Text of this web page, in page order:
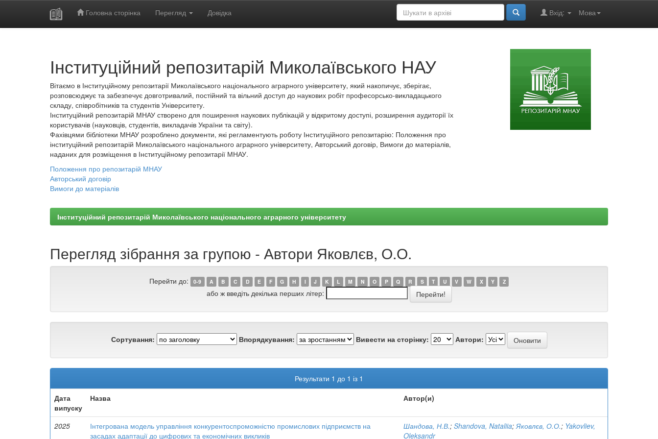
Головна сторінка Перегляд Довідка Мова
Вхід:
Інституційний репозитарій Миколаївського НАУ
Вітаємо в Інституційному репозитарії Миколаївського національного аграрного університету, який накопичує, зберігає,
розповсюджує та забезпечує довготривалий, постійний та вільний доступ до наукових робіт професорсько-викладацького
складу, співробітників та студентів Університету.
Інституційний репозитарій МНАУ створено для поширення наукових публікацій у відкритому доступі, розширення аудиторії їх
користувачів (науковців, студентів, викладачів України та світу).
Фахівцями бібліотеки МНАУ розроблено документи, які регламентують роботу Інституційного репозитарію: Положення про
інституційний репозитарій Миколаївського національного аграрного університету, Авторський договір, Вимоги до матеріалів,
наданих для розміщення в Інституційному репозитарії МНАУ.
Положення про репозитарій МНАУ
Авторський договір
Вимоги до матеріалів
Інституційний репозитарій Миколаївського національного аграрного університету
Перегляд зібрання за групою - Автори Яковлєв, О.О.
Перейти до: 0-9 A B C D E F G H I J K L M N O P Q R S T U V W X Y Z
або ж введіть декілька перших літер:
Сортування: Впорядкування: Вивести на сторінку: Автори:
Результати 1 до 1 із 1
Дата
випуску
Назва Автор(и)
2025
Інтегрована модель управління конкурентоспроможністю промислових підприємств на
засадах адаптації до цифрових та економічних викликів
Шандова, Н.В.; Shandova, Nataliia;Яковлєв, О.О.; Yakovliev,
Oleksandr